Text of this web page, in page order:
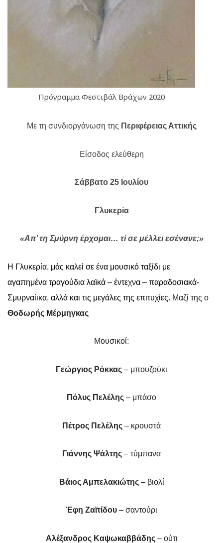
Πρόγραμμα Φεστιβάλ Βράχων 2020
Με τη συνδιοργάνωση της Περιφέρειας Αττικής
Είσοδος ελεύθερη
Σάββατο 25 Ιουλίου
Γλυκερία
«Απ’ τη Σμύρνη έρχομαι… τί σε μέλλει εσένανε;»
Η Γλυκερία, μάς καλεί σε ένα μουσικό ταξίδι με
αγαπημένα τραγούδια λαïκά – έντεχνα – παραδοσιακά-
Σμυρναίικα, αλλά και τις μεγάλες της επιτυχίες. Μαζί της ο
Θοδωρής Μέρμηγκας
Μουσικοί:
Γεώργιος Ρόκκας – μπουζούκι
Πόλυς Πελέλης – μπάσο
Πέτρος Πελέλης – κρουστά
Γιάννης Ψάλτης – τύμπανα
Βάιος Αμπελακιώτης– βιολί
Έφη Ζαϊτίδου – σαντούρι
Αλέξανδρος Καψωκαββάδης – ούτι